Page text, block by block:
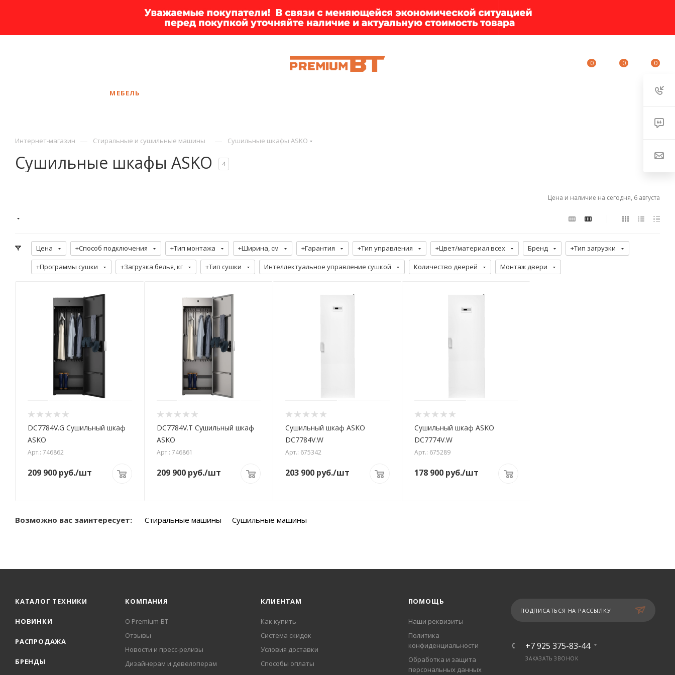
0 0 0
МЕБЕЛЬ
Интернет-магазин — Стиральные и сушильные машины — Сушильные шкафы ASKO
Сушильные шкафы ASKO 4
Цена и наличие на сегодня, 6 августа
Цена +Способ подключения +Тип монтажа +Ширина, см +Гарантия +Тип управления +Цвет/материал всех Бренд +Тип загрузки
+Программы сушки +Загрузка белья, кг +Тип сушки Интеллектуальное управление сушкой Количество дверей Монтаж двери
DC7784V.G Cушильный шкаф
ASKO
Арт.: 746862
209 900 руб./шт
DC7784V.T Cушильный шкаф
ASKO
Арт.: 746861
209 900руб./шт
Сушильный шкаф ASKO
DC7784V.W
Арт.: 675342
203 900 руб./шт
Сушильный шкаф ASKO
DC7774V.W
Арт.: 675289
178 900руб./шт
Возможно вас заинтересует: Стиральные машины Сушильные машины
КАТАЛОГ ТЕХНИКИ
НОВИНКИ
РАСПРОДАЖА
БРЕНДЫ
КОМПАНИЯ
О Premium-BT
Отзывы
Новости и пресс-релизы
Дизайнерам и девелоперам
КЛИЕНТАМ
Как купить
Система скидок
Условия доставки
Способы оплаты
ПОМОЩЬ
Наши реквизиты
Политика
конфиденциальности
Обработка и защита
персональных данных
ПОДПИСАТЬСЯ НА РАССЫЛКУ
+7 925 375-83-44
ЗАКАЗАТЬ ЗВОНОК